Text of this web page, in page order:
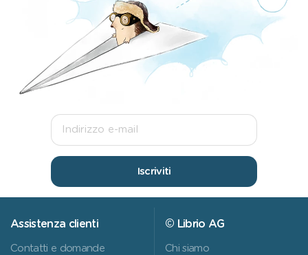
Iscriviti
Assistenza clienti
Contatti e domande
© Librio AG
Chi siamo